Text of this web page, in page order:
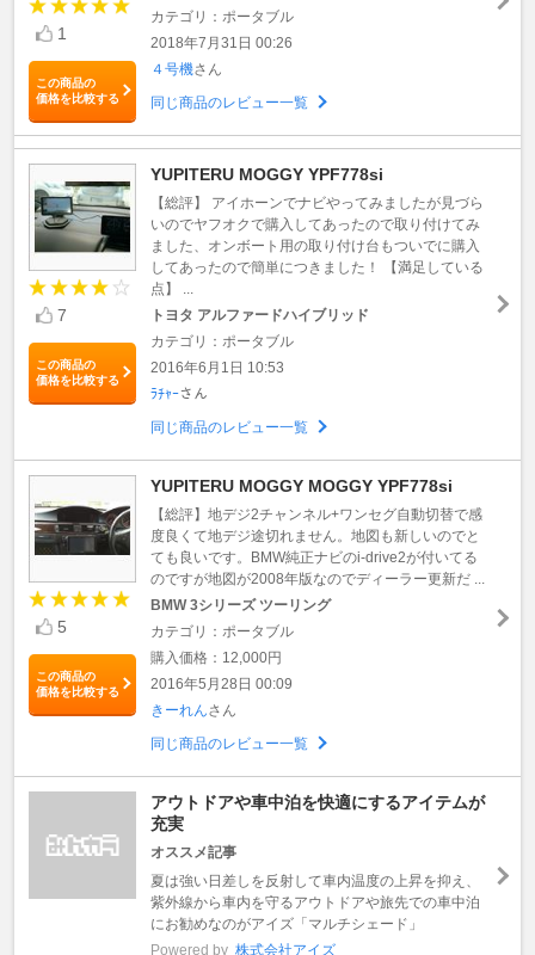
1
この商品の
価格を比較する
カテゴリ：ポータブル
2018年7月31日 00:26
４号機さん
同じ商品のレビュー一覧
7
この商品の
価格を比較する
YUPITERU MOGGY YPF778si
【総評】 アイホーンでナビやってみましたが見づら
いのでヤフオクで購入してあったので取り付けてみ
ました、オンボート用の取り付け台もついでに購入
してあったので簡単につきました！ 【満足している
点】 ...
トヨタ アルファードハイブリッド
カテゴリ：ポータブル
2016年6月1日 10:53
ﾗﾁｬｰさん
同じ商品のレビュー一覧
5
この商品の
価格を比較する
YUPITERU MOGGY MOGGY YPF778si
【総評】地デジ2チャンネル+ワンセグ自動切替で感
度良くて地デジ途切れません。地図も新しいのでと
ても良いです。BMW純正ナビのi-drive2が付いてる
のですが地図が2008年版なのでディーラー更新だ ...
BMW 3シリーズ ツーリング
カテゴリ：ポータブル
購入価格：12,000円
2016年5月28日 00:09
きーれんさん
同じ商品のレビュー一覧
アウトドアや車中泊を快適にするアイテムが
充実
オススメ記事
夏は強い日差しを反射して車内温度の上昇を抑え、
紫外線から車内を守るアウトドアや旅先での車中泊
にお勧めなのがアイズ「マルチシェード」
Powered by 株式会社アイズ